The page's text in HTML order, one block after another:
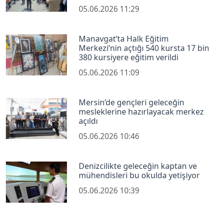
05.06.2026 11:29
Manavgat’ta Halk Eğitim
Merkezi’nin açtığı 540 kursta 17 bin
380 kursiyere eğitim verildi
05.06.2026 11:09
Mersin’de gençleri geleceğin
mesleklerine hazırlayacak merkez
açıldı
05.06.2026 10:46
Denizcilikte geleceğin kaptan ve
mühendisleri bu okulda yetişiyor
05.06.2026 10:39